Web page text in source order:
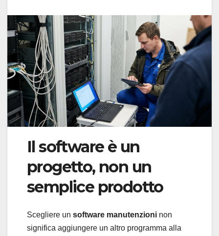
Il software è un
progetto, non un
semplice prodotto
Scegliere un software manutenzioni non
significa aggiungere un altro programma alla